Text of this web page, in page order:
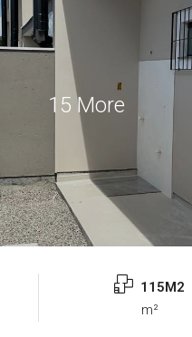
15 More
115M2
m²